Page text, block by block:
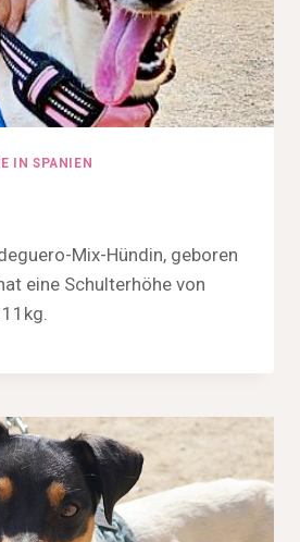
IN SPANIEN
Mix-Hündin, geboren
eine Schulterhöhe von